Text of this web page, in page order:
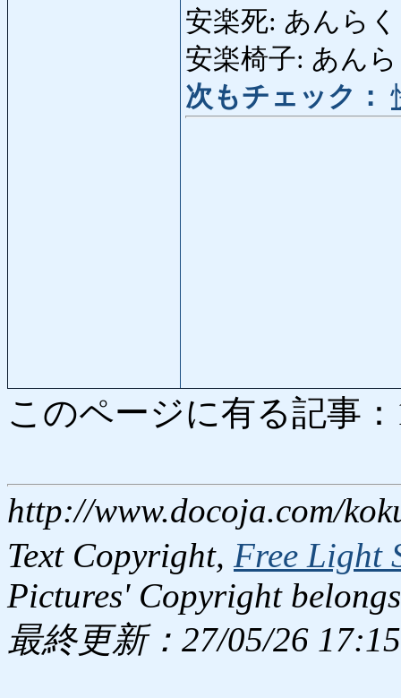
安楽死: あんら
安楽椅子: あん
次もチェック：
このページに有る記事
http://www.docoja.com/
Text Copyright, Free Light
Pictures' Copyright
最終更新：27/05/26 17:15